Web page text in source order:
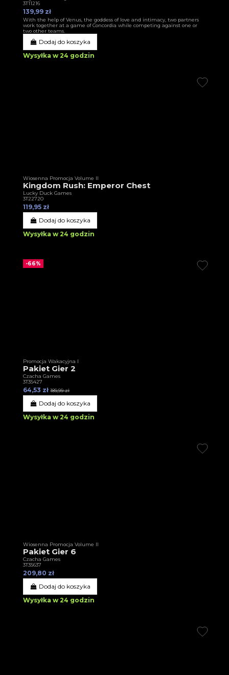
3T11216
139,99 zł
With the help of Venus, the goddess of love and intimacy, two partners
work together at a game of Concordia while competing against one or
two other teams.
Dodaj do koszyka
Wysyłka w 24 godzin
Wiosenna Promocja Volume II
Kingdom Rush: Emperor Chest
Lucky Duck Games
3T22720
119,95 zł
Dodaj do koszyka
Wysyłka w 24 godzin
-66%
Promocja Wakacyjna I
Pakiet Gier 2
Czacha Games
3T35427
64,53 zł 189,99 zł
Dodaj do koszyka
Wysyłka w 24 godzin
Wiosenna Promocja Volume II
Pakiet Gier 6
Czacha Games
3T35637
209,80 zł
Dodaj do koszyka
Wysyłka w 24 godzin